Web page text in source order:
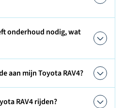
onderhoud nodig, wat
aan mijn Toyota RAV4?
RAV4 rijden?